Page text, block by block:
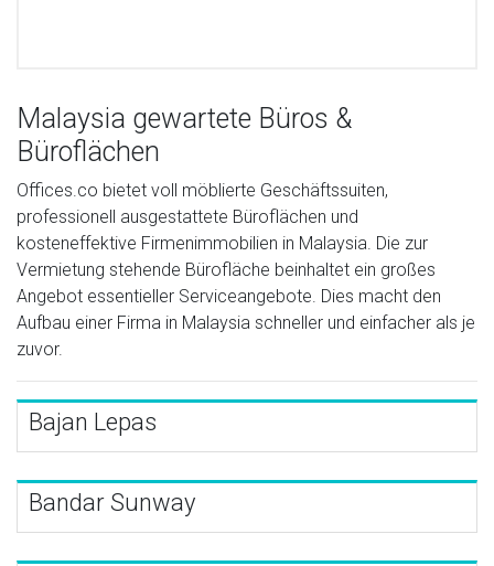
Malaysia gewartete Büros &
Büroflächen
Offices.co bietet voll möblierte Geschäftssuiten,
professionell ausgestattete Büroflächen und
kosteneffektive Firmenimmobilien in Malaysia. Die zur
Vermietung stehende Bürofläche beinhaltet ein großes
Angebot essentieller Serviceangebote. Dies macht den
Aufbau einer Firma in Malaysia schneller und einfacher als je
zuvor.
Bajan Lepas
Bandar Sunway